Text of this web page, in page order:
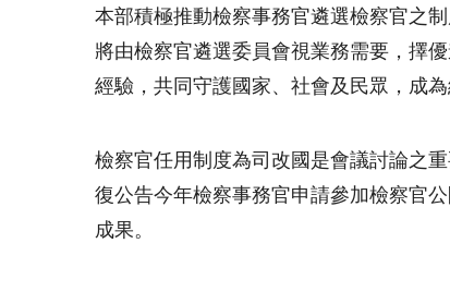
本部積極推動檢察事務官遴選檢察官之
將由檢察官遴選委員會視業務需要，擇
經驗，共同守護國家、社會及民眾，成
檢察官任用制度為司改國是會議討論之
復公告今年檢察事務官申請參加檢察官
成果。